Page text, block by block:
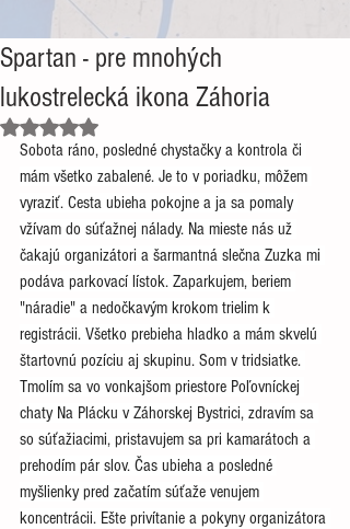
Spartan - pre mnohých
lukostrelecká ikona Záhoria
Hodnoceno NaN z 5 hvězdiček.
Sobota ráno, posledné chystačky a kontrola či
mám všetko zabalené. Je to v poriadku, môžem
vyraziť. Cesta ubieha pokojne a ja sa pomaly
vžívam do súťažnej nálady. Na mieste nás už
čakajú organizátori a šarmantná slečna Zuzka mi
podáva parkovací lístok. Zaparkujem, beriem
"náradie" a nedočkavým krokom trielim k
registrácii. Všetko prebieha hladko a mám skvelú
štartovnú pozíciu aj skupinu. Som v tridsiatke.
Tmolím sa vo vonkajšom priestore Poľovníckej
chaty Na Plácku v Záhorskej Bystrici, zdravím sa
so súťažiacimi, pristavujem sa pri kamarátoch a
prehodím pár slov. Čas ubieha a posledné
myšlienky pred začatím súťaže venujem
koncentrácii. Ešte privítanie a pokyny organizátora